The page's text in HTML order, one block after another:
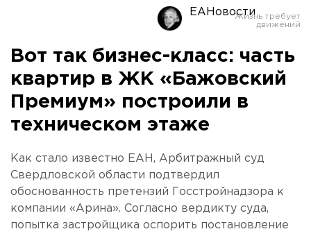
Оренбург
ЕАНовости
Вот так бизнес-класс: часть
квартир в ЖК «Бажовский
Премиум» построили в
техническом этаже
Как стало известно ЕАН, Арбитражный суд
Свердловской области подтвердил
обоснованность претензий Госстройнадзора к
компании «Арина». Согласно вердикту суда,
попытка застройщика оспорить постановление